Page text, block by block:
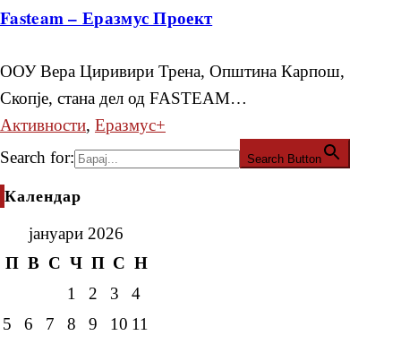
Fasteam – Еразмус Проект
ООУ Вера Циривири Трена, Општина Карпош,
Скопје, стана дел од FASTEAM…
Активности, Еразмус+
Search for:
Search Button
Календар
јануари 2026
П В С Ч П С Н
1
2 3
4
5
6 7 8 9 10 11